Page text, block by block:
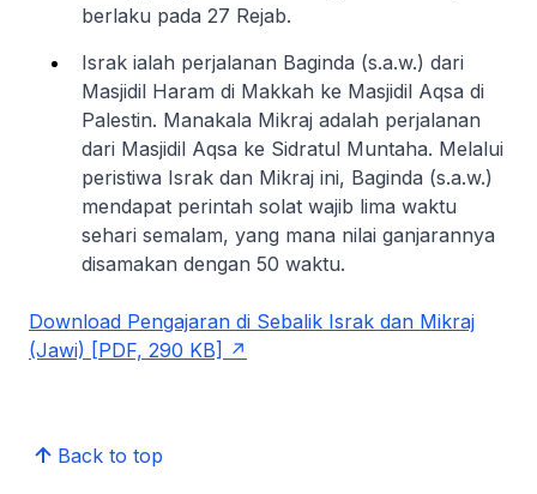
berlaku pada 27 Rejab.
Israk ialah perjalanan Baginda (s.a.w.) dari
Masjidil Haram di Makkah ke Masjidil Aqsa di
Palestin. Manakala Mikraj adalah perjalanan
dari Masjidil Aqsa ke Sidratul Muntaha. Melalui
peristiwa Israk dan Mikraj ini, Baginda (s.a.w.)
mendapat perintah solat wajib lima waktu
sehari semalam, yang mana nilai ganjarannya
disamakan dengan 50 waktu.
Download Pengajaran di Sebalik Israk dan Mikraj
(Jawi) [PDF, 290 KB]
Back to top